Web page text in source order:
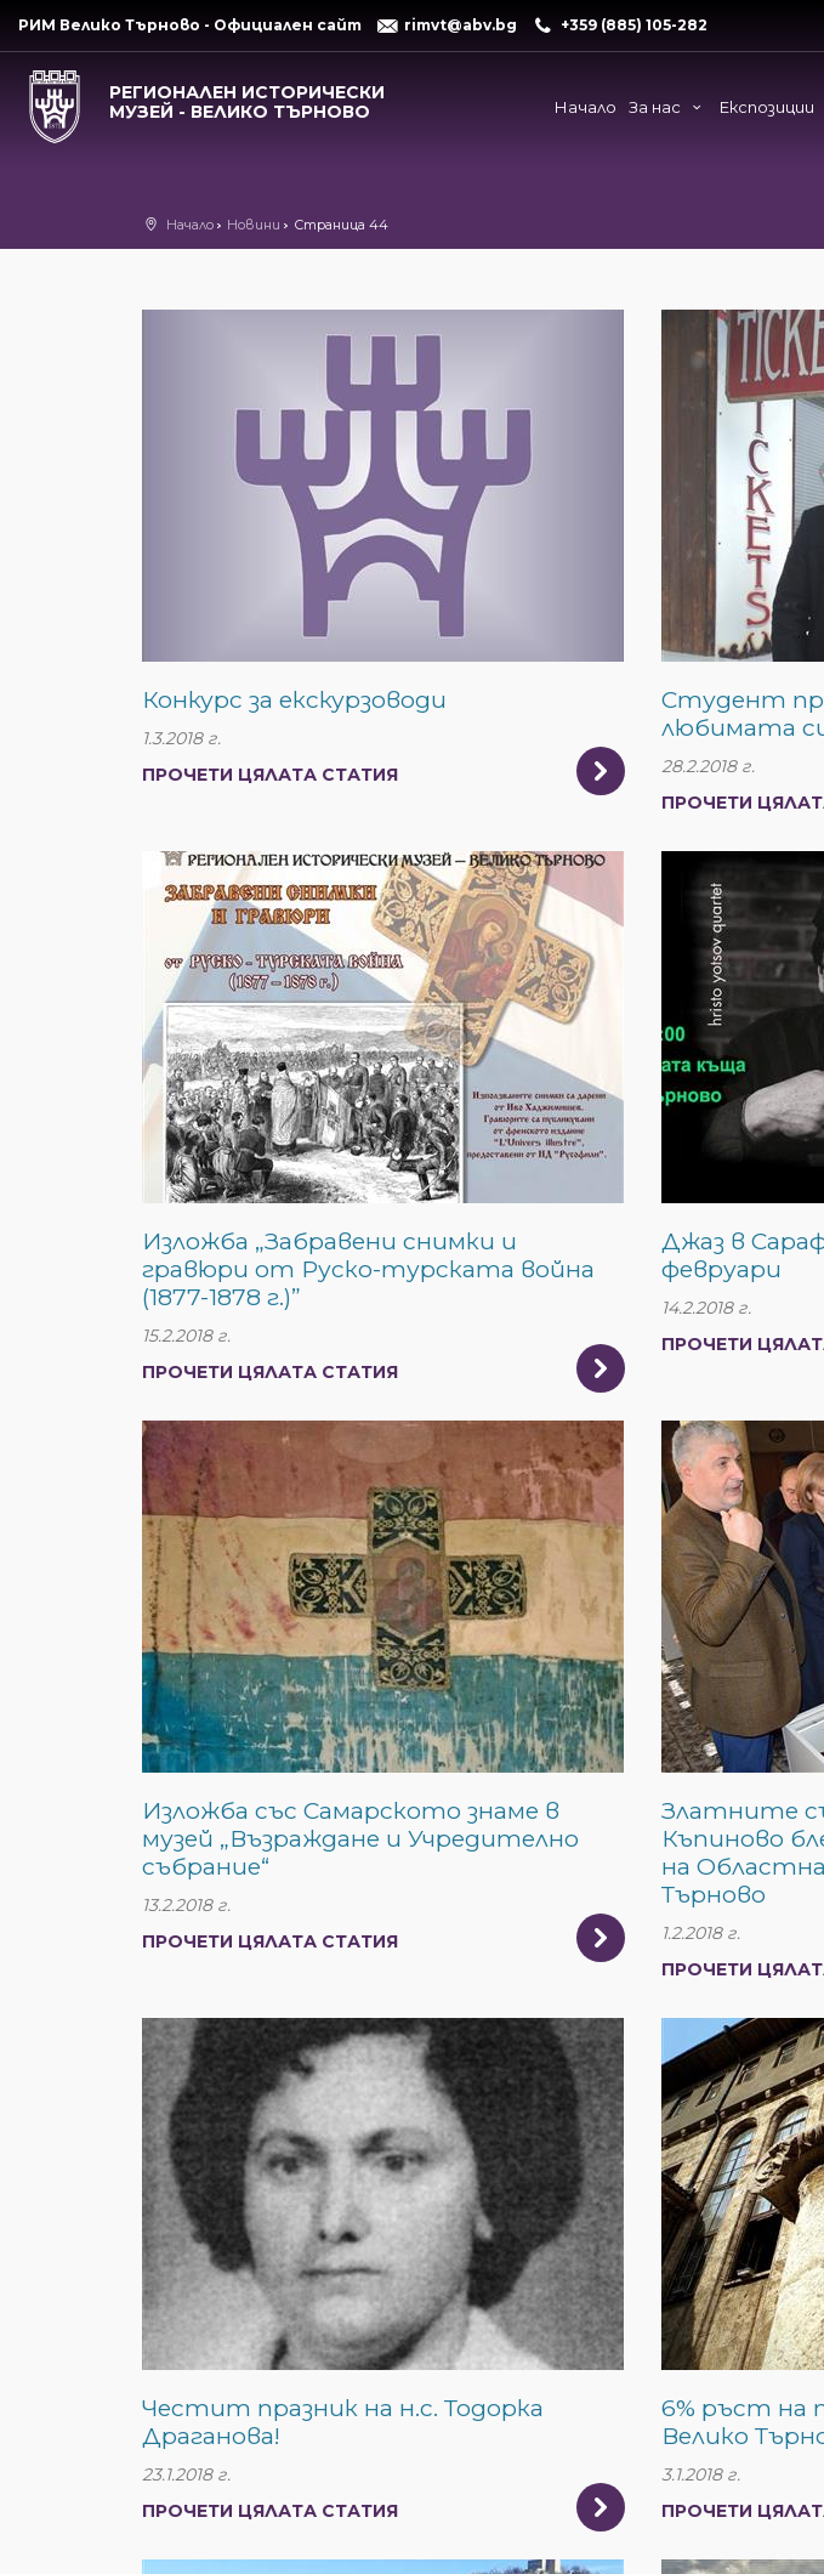
РИМ Велико Търново - Официален сайт rimvt@abv.bg +359 (885) 105-282
РЕГИОНАЛЕН ИСТОРИЧЕСКИ
МУЗЕЙ - ВЕЛИКО ТЪРНОВО
Начало За нас Експозиции
Начало Новини Страница 44
Конкурс за екскурзоводи
1.3.2018 г.
ПРОЧЕТИ ЦЯЛАТА СТАТИЯ
Студент
любимата
28.2.2018 г.
ПРОЧЕТИ
Изложба „Забравени снимки и
гравюри от Руско-турската война
(1877-1878 г.)”
15.2.2018 г.
ПРОЧЕТИ ЦЯЛАТА СТАТИЯ
Джаз в
февруари
14.2.2018 г.
ПРОЧЕТИ
Изложба със Самарското знаме в
музей „Възраждане и Учредително
събрание“
13.2.2018 г.
ПРОЧЕТИ ЦЯЛАТА СТАТИЯ
Златните
Къпиново
на
Търново
1.2.2018 г.
ПРОЧЕТИ
Честит празник на н.с. Тодорка
Драганова!
23.1.2018 г.
ПРОЧЕТИ ЦЯЛАТА СТАТИЯ
6% ръст
Велико
3.1.2018 г.
ПРОЧЕТИ